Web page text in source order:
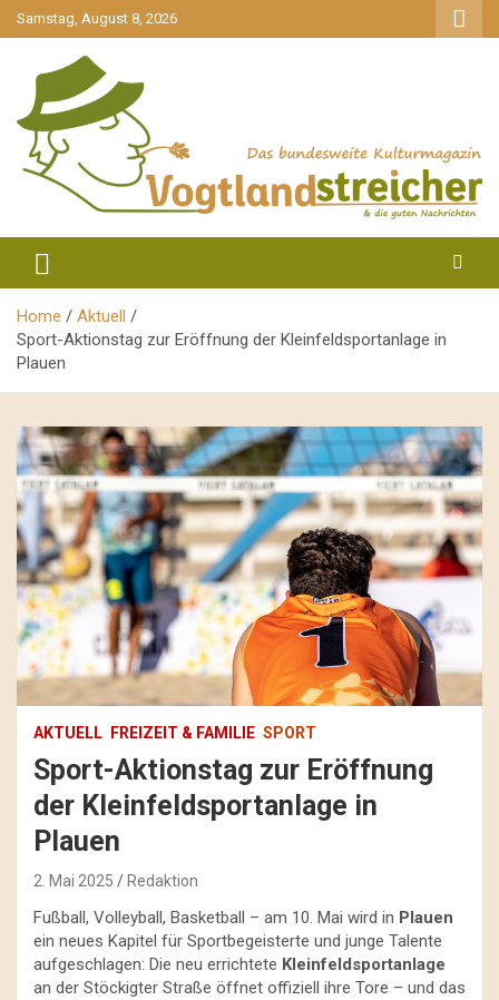
gehe
zum
Samstag, August 8, 2026
Vogtlandstreicher
Home
Aktuell
Sport-Aktionstag zur Eröffnung der Kleinfeldsportanlage in
Plauen
AKTUELL FREIZEIT & FAMILIE SPORT
Sport-Aktionstag zur Eröffnung
der Kleinfeldsportanlage in
Plauen
2. Mai 2025 Redaktion
Fußball, Volleyball, Basketball – am 10. Mai wird in Plauen
ein neues Kapitel für Sportbegeisterte und junge Talente
aufgeschlagen: Die neu errichtete Kleinfeldsportanlage
an der Stöckigter Straße öffnet offiziell ihre Tore – und das